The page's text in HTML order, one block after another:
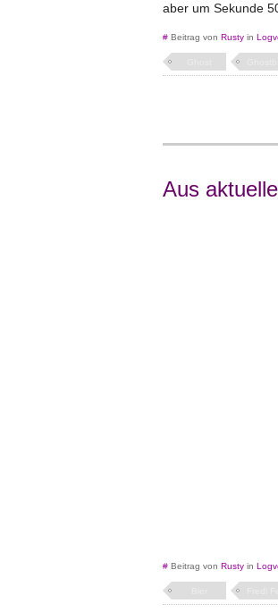
aber um Sekunde
# Beitrag von Rusty in
Aus
# Beitrag von Rusty in